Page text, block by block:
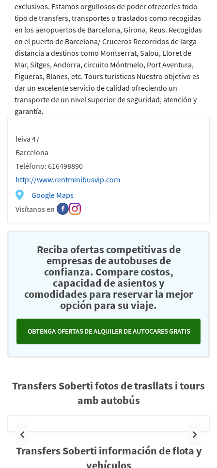
leiva 47
Barcelona
Teléfono: 616498890
http://www.rentminibusvip.com
Google Maps
Visítanos en
exclusivos. Estamos orgullosos de poder ofrecerles todo
tipo de transfers, transportes o traslados como recogidas
en los aeropuertos de Barcelona, Girona, Reus. Recogidas
en el puerto de Barcelona/ Cruceros Recorridos de larga
distancia a destinos como Montserrat, Salou, Lloret de
Mar, Sitges, Andorra, circuito Móntmelo, Port Aventura,
Figueras, Blanes, etc. Tours turísticos Nuestro objetivo es
dar un excelente servicio de calidad ofreciendo un
transporte de un nivel superior de seguridad, atención y
garantía.
Reciba ofertas competitivas de
empresas de autobuses de
confianza. Compare costos,
capacidad de asientos y
comodidades para reservar la mejor
opción para su viaje.
OBTENGA OFERTAS DE ALQUILER DE AUTOCARES GRATIS
Transfers Soberti fotos de trasllats i tours
amb autobús
Anterior
Transfers Soberti información de flota y
vehículos